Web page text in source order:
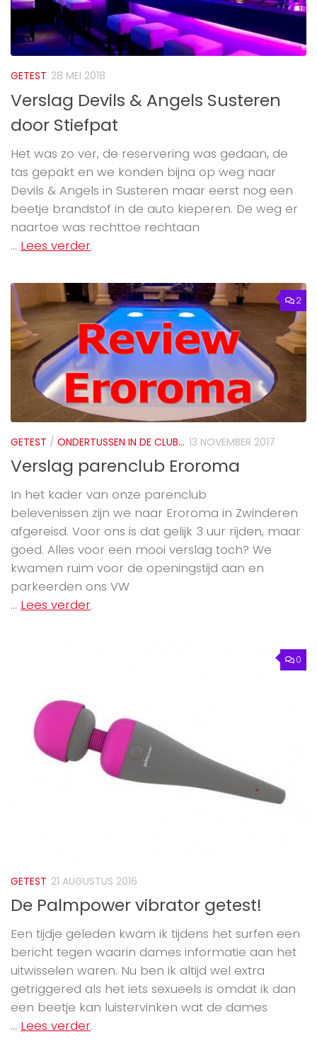
GETEST 28 MEI 2018
Verslag Devils & Angels Susteren
door Stiefpat
Het was zo ver, de reservering was gedaan, de
tas gepakt en we konden bijna op weg naar
Devils & Angels in Susteren maar eerst nog een
beetje brandstof in de auto kieperen. De weg er
naartoe was rechttoe rechtaan
... Lees verder.
2
GETEST / ONDERTUSSEN IN DE CLUB... 13 NOVEMBER 2017
Verslag parenclub Eroroma
In het kader van onze parenclub
belevenissen zijn we naar Eroroma in Zwinderen
afgereisd. Voor ons is dat gelijk 3 uur rijden, maar
goed. Alles voor een mooi verslag toch? We
kwamen ruim voor de openingstijd aan en
parkeerden ons VW
... Lees verder.
0
GETEST 21 AUGUSTUS 2016
De Palmpower vibrator getest!
Een tijdje geleden kwam ik tijdens het surfen een
bericht tegen waarin dames informatie aan het
uitwisselen waren. Nu ben ik altijd wel extra
getriggered als het iets sexueels is omdat ik dan
een beetje kan luistervinken wat de dames
... Lees verder.